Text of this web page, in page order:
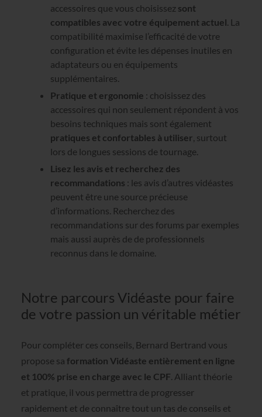
accessoires que vous choisissez sont
compatibles avec votre équipement actuel . La
compatibilité maximise l’efficacité de votre
configuration et évite les dépenses inutiles en
adaptateurs ou en équipements
supplémentaires.
Pratique et ergonomie : choisissez des
accessoires qui non seulement répondent à vos
besoins techniques mais sont également
pratiques et confortables à utiliser , surtout
lors de longues sessions de tournage.
Lisez les avis et recherchez des
recommandations : les avis d’autres vidéastes
peuvent être une source précieuse
d’informations. Recherchez des
recommandations sur des forums par exemples
mais aussi auprès de de professionnels
reconnus dans le domaine.
Notre parcours Vidéaste pour faire
de votre passion un véritable métier
Pour compléter ces conseils, Bernard Bertrand vous
propose sa formation Vidéaste entièrement en ligne
et 100% prise en charge avec le CPF . Alliant théorie
et pratique, il vous permettra de progresser
rapidement et de connaître tout un tas de conseils et